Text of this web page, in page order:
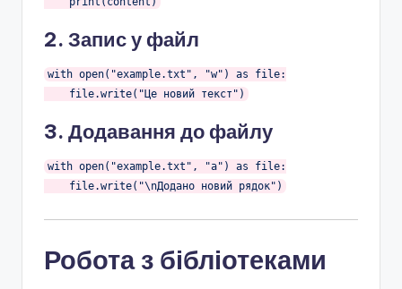
2. Запис у файл
with open( "example.txt" , "w" ) as file:
    file.write(
"Це новий текст"
3. Додавання до файлу
with open( "example.txt" , "a" ) as file:
    file.write(
"\nДодано новий рядок"
Робота з бібліотеками